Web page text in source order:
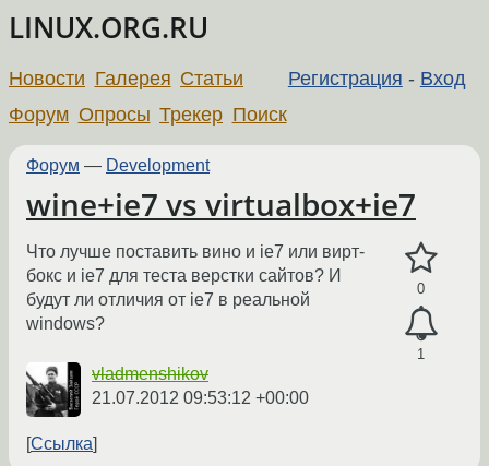
LINUX.ORG.RU
Регистрация - Вход
Новости Галерея Статьи
Форум Опросы Трекер Поиск
Форум — Development
wine+ie7 vs virtualbox+ie7
0
1
Что лучше поставить вино и ie7 или вирт-
бокс и ie7 для теста верстки сайтов? И
будут ли отличия от ie7 в реальной
windows?
vladmenshikov
21.07.2012 09:53:12 +00:00
Ссылка